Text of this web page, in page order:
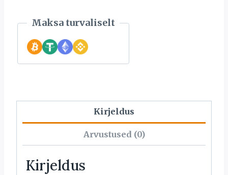
Maksa turvaliselt
Kirjeldus
Arvustused (0)
Kirjeldus